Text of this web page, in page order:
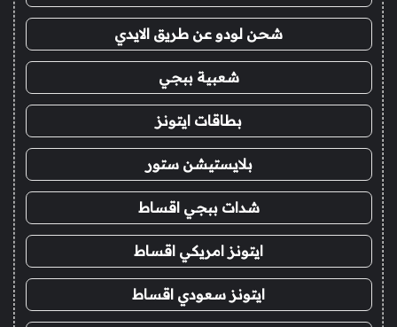
شحن لودو عن طريق الايدي
شعبية ببجي
بطاقات ايتونز
بلايستيشن ستور
شدات ببجي اقساط
ايتونز امريكي اقساط
ايتونز سعودي اقساط